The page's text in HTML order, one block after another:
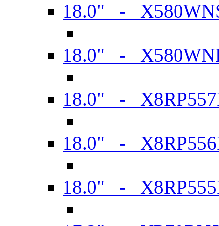
18.0" -
18.0" -
18.0" -
18.0" -
18.0" -